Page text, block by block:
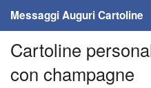
Messaggi Auguri Cartoline
Home
Messaggi
Cartoline
con champagne